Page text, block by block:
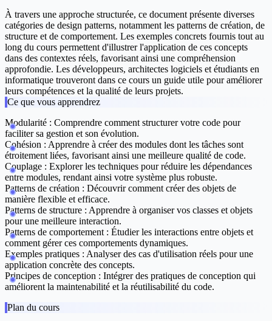
À travers une approche structurée, ce document présente diverses
catégories de design patterns, notamment les patterns de création, de
structure et de comportement. Les exemples concrets fournis tout au
long du cours permettent d'illustrer l'application de ces concepts
dans des contextes réels, favorisant ainsi une compréhension
approfondie. Les développeurs, architectes logiciels et étudiants en
informatique trouveront dans ce cours un guide utile pour améliorer
leurs compétences et la qualité de leurs projets.
Ce que vous apprendrez
Modularité : Comprendre comment structurer votre code pour
faciliter sa gestion et son évolution.
Cohésion : Apprendre à créer des modules dont les tâches sont
étroitement liées, favorisant ainsi une meilleure qualité de code.
Couplage : Explorer les techniques pour réduire les dépendances
entre modules, rendant ainsi votre système plus robuste.
Patterns de création : Découvrir comment créer des objets de
manière flexible et efficace.
Patterns de structure : Apprendre à organiser vos classes et objets
pour une meilleure interaction.
Patterns de comportement : Étudier les interactions entre objets et
comment gérer ces comportements dynamiques.
Exemples pratiques : Analyser des cas d'utilisation réels pour une
application concrète des concepts.
Principes de conception : Intégrer des pratiques de conception qui
améliorent la maintenabilité et la réutilisabilité du code.
Plan du cours